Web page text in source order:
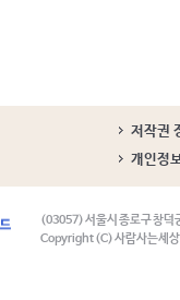
저작권
개인정
(03057) 서울시 종로구 창덕
Copyright (C) 사람사는세